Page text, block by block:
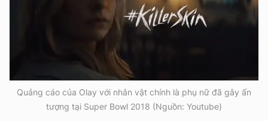
Quảng cáo của Olay với nhân vật chính là phụ nữ đã gây ấn
tượng tại Super Bowl 2018 (Nguồn: Youtube)